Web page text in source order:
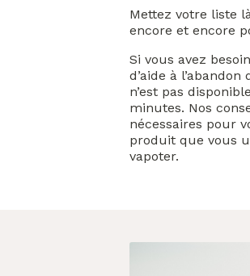
s
e
?
Mettez votre liste
encore et encore
Si vous avez
d’aide à
n’est pas
minutes. Nos
nécessaires pour
produit que vous
vapoter.